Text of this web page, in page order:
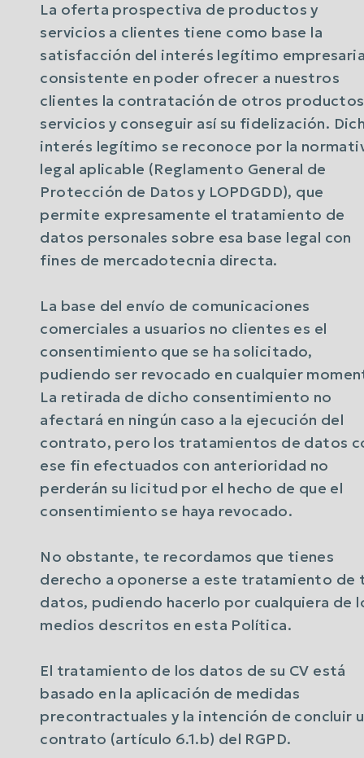
La oferta prospectiva de productos y
servicios a clientes tiene como base la
satisfacción del interés legítimo
consistente en poder ofrecer a nuestros
clientes la contratación de otros
servicios y conseguir así su fidelización.
interés legítimo se reconoce por la
legal aplicable (Reglamento General de
Protección de Datos y LOPDGDD), que
permite expresamente el tratamiento de
datos personales sobre esa base legal con
fines de mercadotecnia directa.
La base del envío de comunicaciones
comerciales a usuarios no clientes es el
consentimiento que se ha solicitado,
pudiendo ser revocado en cualquier
La retirada de dicho consentimiento no
afectará en ningún caso a la ejecución del
contrato, pero los tratamientos de datos
ese fin efectuados con anterioridad no
perderán su licitud por el hecho de que el
consentimiento se haya revocado.
No obstante, te recordamos que tienes
derecho a oponerse a este tratamiento de
datos, pudiendo hacerlo por cualquiera de
medios descritos en esta Política.
El tratamiento de los datos de su CV está
basado en la aplicación de medidas
precontractuales y la intención de concluir
contrato (artículo 6.1.b) del RGPD.